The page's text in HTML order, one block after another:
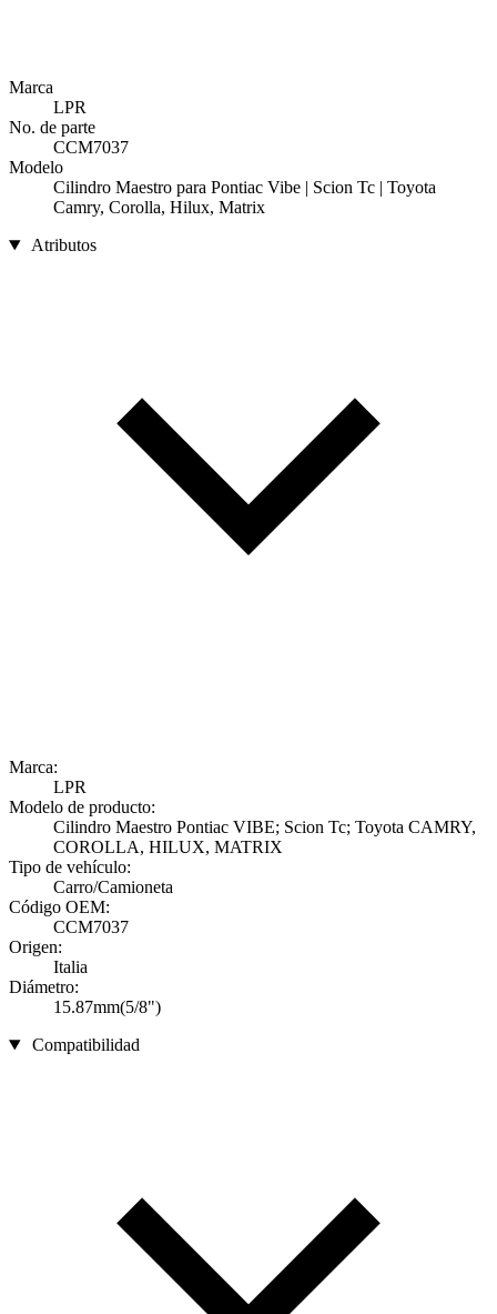
Marca
LPR
No. de parte
CCM7037
Modelo
Cilindro Maestro para Pontiac Vibe | Scion Tc | Toyota
Camry, Corolla, Hilux, Matrix
Atributos
Marca:
LPR
Modelo de producto:
Cilindro Maestro Pontiac VIBE; Scion Tc; Toyota CAMRY,
COROLLA, HILUX, MATRIX
Tipo de vehículo:
Carro/Camioneta
Código OEM:
CCM7037
Origen:
Italia
Diámetro:
15.87mm(5/8")
Compatibilidad